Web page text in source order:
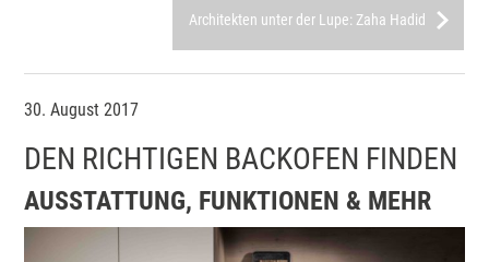
Architekten unter der Lupe: Zaha Hadid
30. August 2017
DEN RICHTIGEN BACKOFEN FINDEN
AUSSTATTUNG, FUNKTIONEN & MEHR